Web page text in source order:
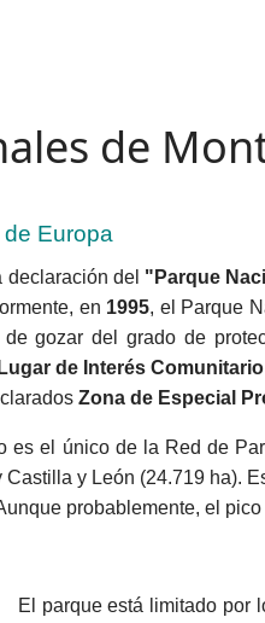
de
Europa
declaración del "Parque
en 1995, el Parque
de gozar del grado de
Lugar de Interés
Zona de Especial
es el único de la Red de
y León (24.719 ha).
probablemente, el
El parque está limitado por